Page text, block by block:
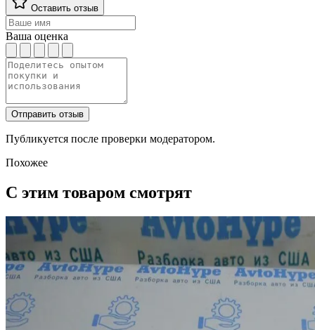
Оставить отзыв
Ваша оценка
Отправить отзыв
Публикуется после проверки модератором.
Похожее
С этим товаром смотрят